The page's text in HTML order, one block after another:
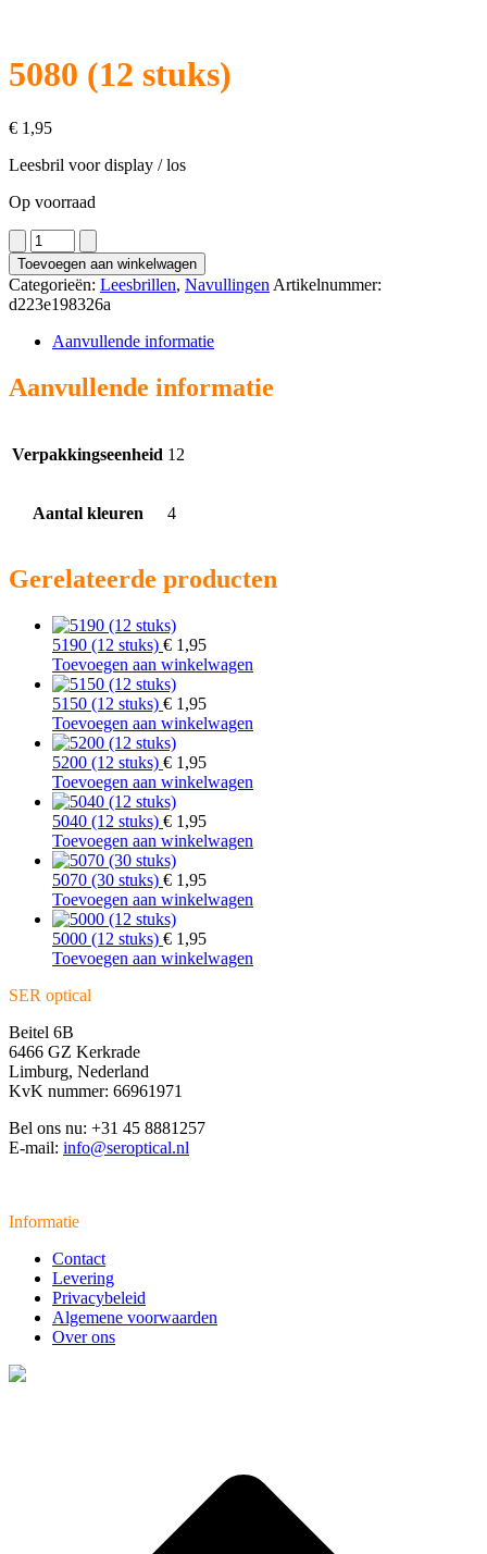
5080 (12 stuks)
€ 1,95
Leesbril voor display / los
Op voorraad
5080
(12
stuks)
aantal
Toevoegen aan winkelwagen
Categorieën: Leesbrillen, Navullingen Artikelnummer:
d223e198326a
Aanvullende informatie
Aanvullende informatie
Verpakkingseenheid 12
Aantal kleuren 4
Gerelateerde producten
5190 (12 stuks) € 1,95
Toevoegen aan winkelwagen
5150 (12 stuks) € 1,95
Toevoegen aan winkelwagen
5200 (12 stuks) € 1,95
Toevoegen aan winkelwagen
5040 (12 stuks) € 1,95
Toevoegen aan winkelwagen
5070 (30 stuks) € 1,95
Toevoegen aan winkelwagen
5000 (12 stuks) € 1,95
Toevoegen aan winkelwagen
SER optical
Beitel 6B
6466 GZ Kerkrade
Limburg, Nederland
KvK nummer: 66961971
Bel ons nu: +31 45 8881257
E-mail: info@seroptical.nl
Informatie
Contact
Levering
Privacybeleid
Algemene voorwaarden
Over ons